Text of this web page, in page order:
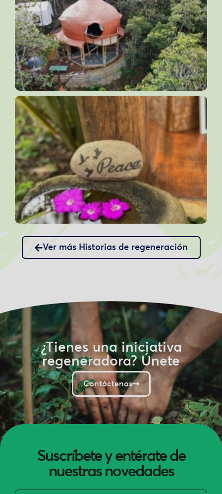
Ver más Historias de regeneración
¿Tienes una iniciativa
regeneradora? Únete
Contáctenos
Suscríbete y entérate de
nuestras novedades